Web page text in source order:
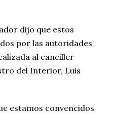
dijo que estos
por las autoridades
al canciller
del Interior, Luis
estamos convencidos